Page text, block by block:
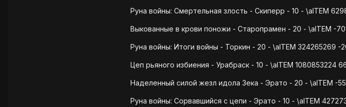
Руна войны: Смертельная злость - Скиперр - 10 - \aITEM
Выкованные в крови поножи - Старопрамен - 20 - \aITEM -
Руна войны: Итоги войны - Торкин - 20 - \aITEM 324265269 -
Цеп рьяного избиения - Урабраск - 10 - \aITEM 1080853224
Наделенный силой жезл идола Зека - Эрато - 20 - \aITEM -
Руна войны: Сорвавшийся с цепи - Эрато - 10 - \aITEM